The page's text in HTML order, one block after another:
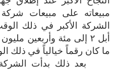
مبيعاته على مبيعات شركة
الشركة الأكبر في ذلك
أبل ٢ إلى مئة وأربعين
ما كان رقماً خيالياً في ذلك
بعد ذلك بدأت